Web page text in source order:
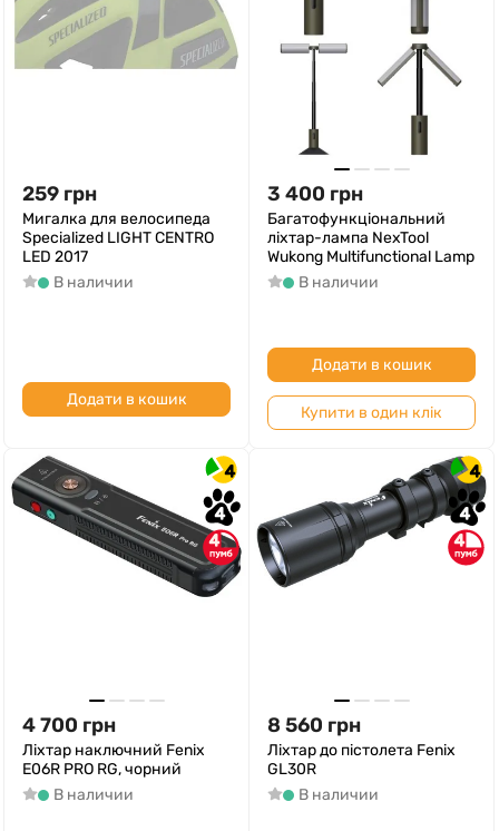
259 грн
Мигалка для велосипеда
Specialized LIGHT CENTRO
LED 2017
В наличии
Додати в кошик
3 400 грн
Багатофункціональний
ліхтар-лампа NexTool
Wukong Multifunctional Lamp
В наличии
Додати в кошик
Купити в один клік
4
4
4
4 700 грн
Ліхтар наключний Fenix
E06R PRO RG, чорний
В наличии
4
4
4
8 560 грн
Ліхтар до пістолета Fenix
GL30R
В наличии